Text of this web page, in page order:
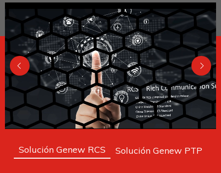
Solución Genew RCS Solución Genew PTP